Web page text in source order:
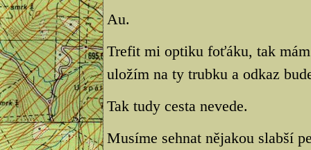
Au.
Trefit mi optiku foťáku, tak
uložím na ty trubku a odkaz
Tak tudy cesta nevede.
Musíme sehnat nějakou slabší